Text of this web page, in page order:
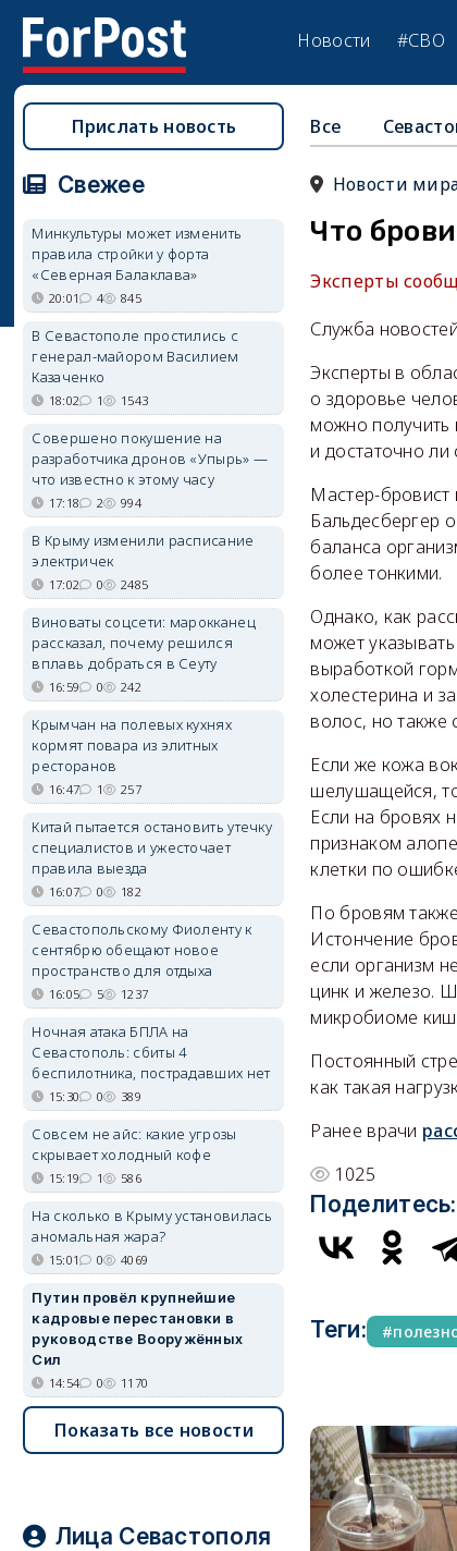
Новости #СВО
Все
Новости
Что
Эксперты
Служба
Эксперты в
о здоровье
можно получить
и достаточно
Мастер-бровист
Бальдесбергер
баланса
более тонкими.
Однако, как
может
выработкой
холестерина и
волос, но также
Если же кожа
шелушащейся,
Если на бровях
признаком
клетки по
По бровям
Истончение
если организм
цинк и железо.
микробиоме
Постоянный
как такая
Ранее врачи
1025
Поделитесь:
Теги:
Прислать новость
Свежее
Минкультуры может изменить
правила стройки у форта
«Северная Балаклава»
20:01 4 845
В Севастополе простились с
генерал-майором Василием
Казаченко
18:02 1 1543
Совершено покушение на
разработчика дронов «Упырь» —
что известно к этому часу
17:18 2 994
В Крыму изменили расписание
электричек
17:02 0 2485
Виноваты соцсети: марокканец
рассказал, почему решился
вплавь добраться в Сеуту
16:59 0 242
Крымчан на полевых кухнях
кормят повара из элитных
ресторанов
16:47 1 257
Китай пытается остановить утечку
специалистов и ужесточает
правила выезда
16:07 0 182
Севастопольскому Фиоленту к
сентябрю обещают новое
пространство для отдыха
16:05 5 1237
Ночная атака БПЛА на
Севастополь: сбиты 4
беспилотника, пострадавших нет
15:30 0 389
Совсем не айс: какие угрозы
скрывает холодный кофе
15:19 1 586
На сколько в Крыму установилась
аномальная жара?
15:01 0 4069
Путин провёл крупнейшие
кадровые перестановки в
руководстве Вооружённых
Сил
14:54 0 1170
Показать все новости
Лица Севастополя